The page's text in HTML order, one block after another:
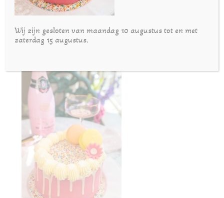
Wij zijn gesloten van maandag 10 augustus tot en met
zaterdag 15 augustus.